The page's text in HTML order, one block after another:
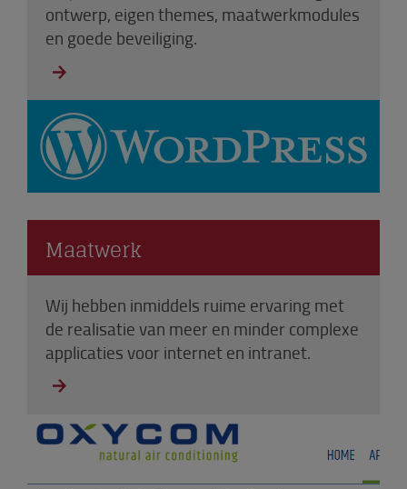
ontwerp, eigen themes, maatwerkmodules
en goede beveiliging.
Maatwerk
Wij hebben inmiddels ruime ervaring met
de realisatie van meer en minder complexe
applicaties voor internet en intranet.